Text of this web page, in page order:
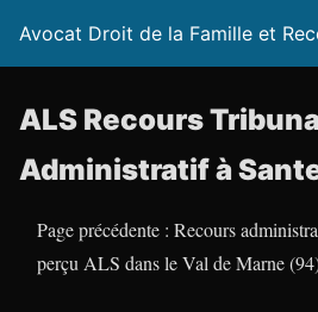
Avocat Droit de la Famille et
ALS Recours
Administratif à
Page précédente : Recours
perçu ALS dans le Val de Marne